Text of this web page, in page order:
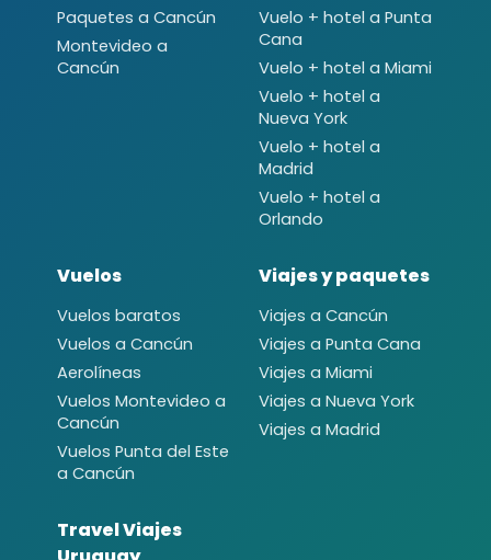
Paquetes a Cancún
Montevideo a
Cancún
Vuelo + hotel a Punta
Cana
Vuelo + hotel a Miami
Vuelo + hotel a
Nueva York
Vuelo + hotel a
Madrid
Vuelo + hotel a
Orlando
Vuelos
Vuelos baratos
Vuelos a Cancún
Aerolíneas
Vuelos Montevideo a
Cancún
Vuelos Punta del Este
a Cancún
Viajes y paquetes
Viajes a Cancún
Viajes a Punta Cana
Viajes a Miami
Viajes a Nueva York
Viajes a Madrid
Travel Viajes